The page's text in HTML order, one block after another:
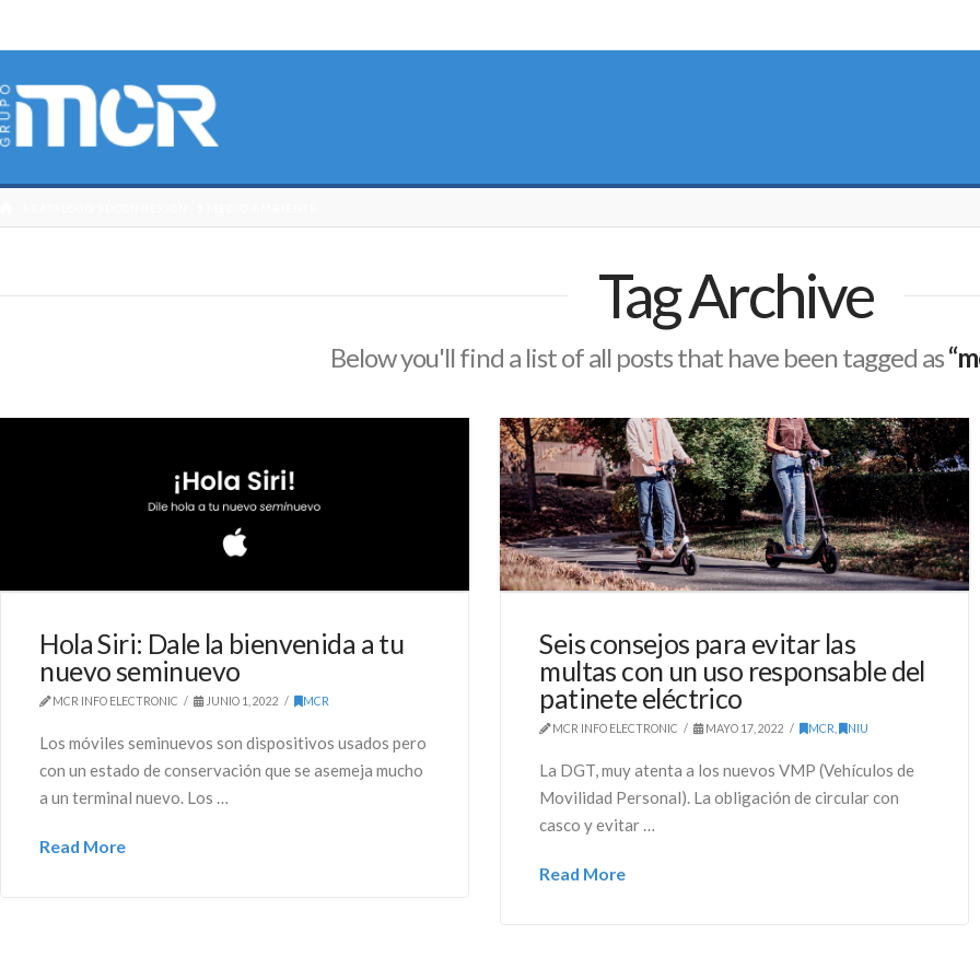
Tag Archive
Below you'll find a list of all posts that have been tagged as
Hola Siri: Dale la bienvenida a tu
nuevo seminuevo
MCR INFO ELECTRONIC JUNIO 1, 2022 MCR
Los móviles seminuevos son dispositivos usados pero
con un estado de conservación que se asemeja mucho
a un terminal nuevo. Los …
Read More
Seis consejos para evitar las
multas con un uso responsable del
patinete eléctrico
MCR INFO ELECTRONIC MAYO 17, 2022 MCR , NIU
La DGT, muy atenta a los nuevos VMP (Vehículos de
Movilidad Personal). La obligación de circular con
casco y evitar …
Read More